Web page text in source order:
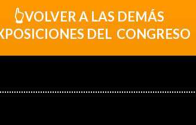
👆VOLVER A LAS DEMÁS
DEL CONGRESO